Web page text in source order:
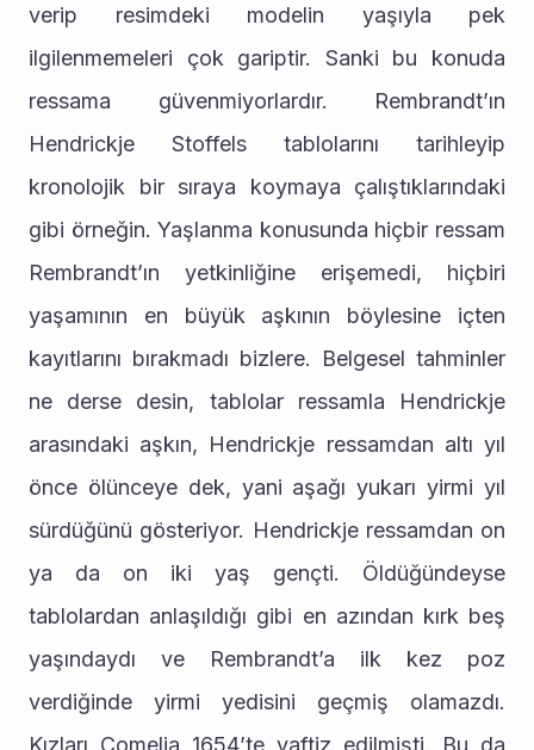
verip resimdeki modelin yaşıyla pek
ilgilenmemeleri çok gariptir. Sanki bu konuda
ressama güvenmiyorlardır. Rembrandt’ın
Hendrickje Stoffels tablolarını tarihleyip
kronolojik bir sıraya koymaya çalıştıklarındaki
gibi örneğin. Yaşlanma konusunda hiçbir ressam
Rembrandt’ın yetkinliğine erişemedi, hiçbiri
yaşamının en büyük aşkının böylesine içten
kayıtlarını bırakmadı bizlere. Belgesel tahminler
ne derse desin, tablolar ressamla Hendrickje
arasındaki aşkın, Hendrickje ressamdan altı yıl
önce ölünceye dek, yani aşağı yukarı yirmi yıl
sürdüğünü gösteriyor. Hendrickje ressamdan on
ya da on iki yaş gençti. Öldüğündeyse
tablolardan anlaşıldığı gibi en azından kırk beş
yaşındaydı ve Rembrandt’a ilk kez poz
verdiğinde yirmi yedisini geçmiş olamazdı.
Kızları Comelia 1654’te vaftiz edilmişti. Bu da